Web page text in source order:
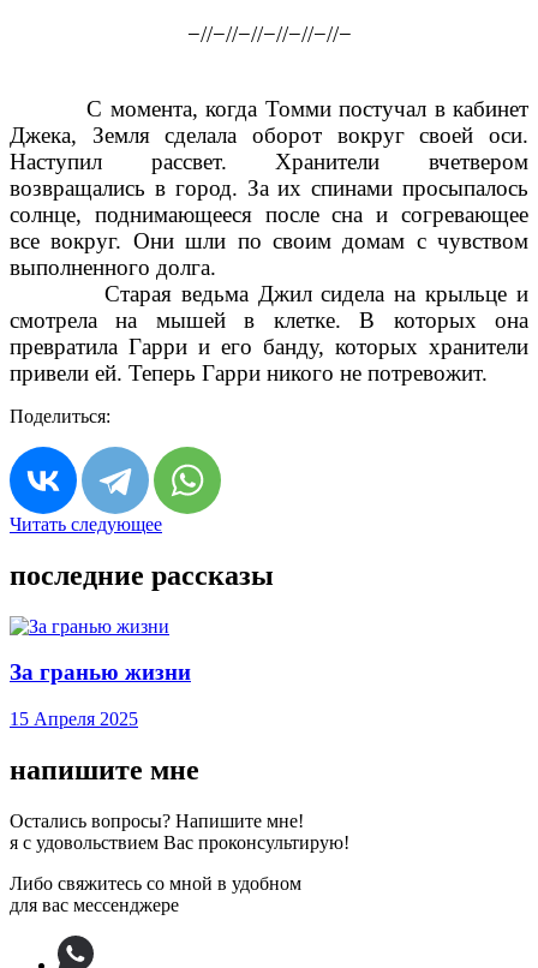
−//−//−//−//−//−//−
С момента, когда Томми постучал в кабинет
Джека, Земля сделала оборот вокруг своей оси.
Наступил рассвет. Хранители вчетвером
возвращались в город. За их спинами просыпалось
солнце, поднимающееся после сна и согревающее
все вокруг. Они шли по своим домам с чувством
выполненного долга.
Старая ведьма Джил сидела на крыльце и
смотрела на мышей в клетке. В которых она
превратила Гарри и его банду, которых хранители
привели ей. Теперь Гарри никого не потревожит.
Поделиться:
Читать следующее
последние рассказы
За гранью жизни
15 Апреля 2025
напишите мне
Остались вопросы? Напишите мне!
я с удовольствием Вас проконсультирую!
Либо свяжитесь со мной в удобном
для вас мессенджере